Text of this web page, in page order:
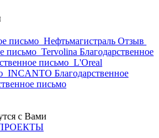
письмо Нефтьмагистраль Отзыв
письмо Tervolina Благодарственное
письмо L'Oreal
INCANTO Благодарственное
письмо
с Вами